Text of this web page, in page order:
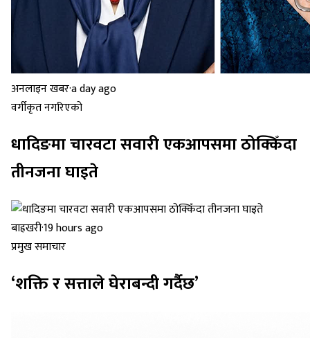
अनलाइन खबर·a day ago
वर्गीकृत नगरिएको
धादिङमा चारवटा सवारी एकआपसमा ठोक्किँदा
तीनजना घाइते
बाह्रखरी·19 hours ago
प्रमुख समाचार
‘शक्ति र सत्ताले घेराबन्दी गर्दैछ’